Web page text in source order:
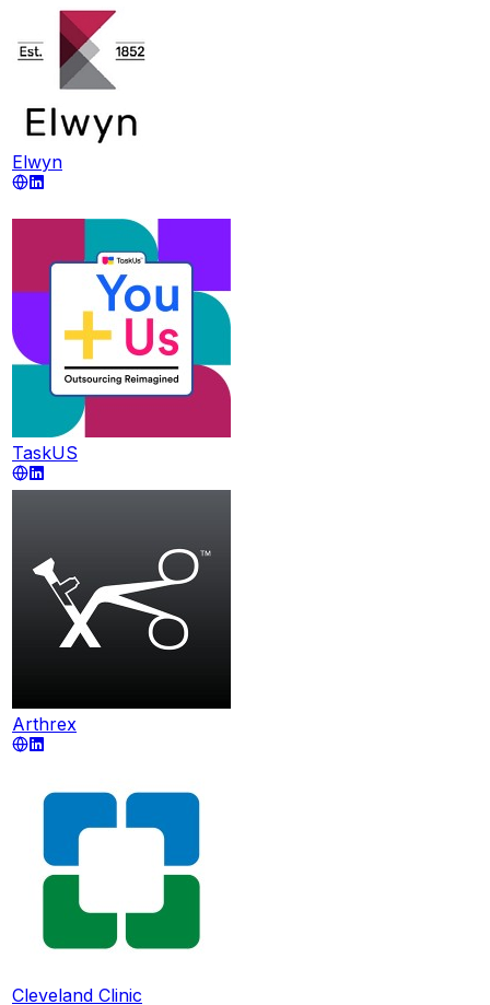
Elwyn
TaskUS
Arthrex
Cleveland Clinic